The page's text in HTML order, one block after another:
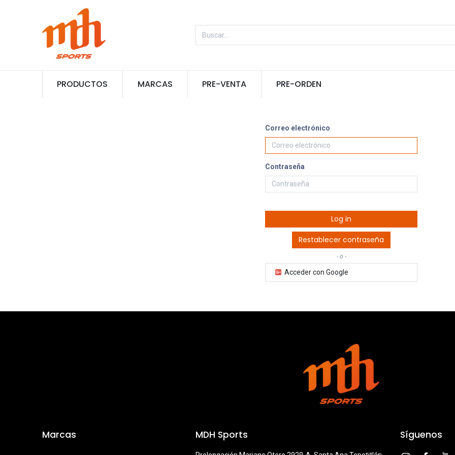
PRODUCTOS MARCAS PRE-VENTA PRE-ORDEN
Correo electrónico
Contraseña
Log in
Restablecer contraseña
- o -
Acceder con Google
Marcas MDH Sports Síguenos